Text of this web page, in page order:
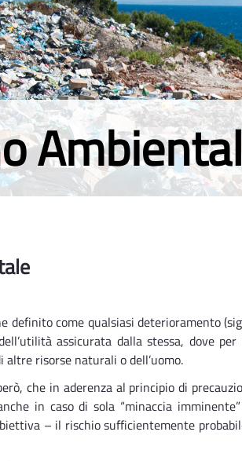
definito come qualsiasi deterioramento
assicurata dalla stessa, dove
risorse naturali o dell’uomo.
che in aderenza al principio di
in caso di sola “minaccia
– il rischio sufficientemente